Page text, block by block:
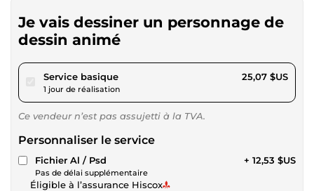
Je vais dessiner un personnage de
dessin animé
Service basiquepour 23,11 $US
1 jour de réalisation
25,07 $US
Ce vendeur n’est pas assujetti à la TVA.
Personnaliser le service
Fichier Al / Psd
Pas de délai supplémentaire
+ 12,53 $US
Éligible à l’assurance Hiscox